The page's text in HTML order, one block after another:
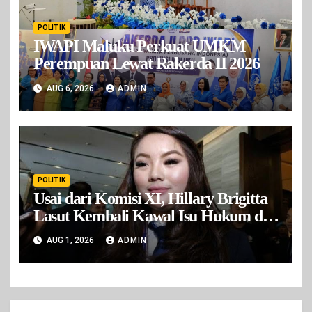
POLITIK
IWAPI Maluku Perkuat UMKM
Perempuan Lewat Rakerda II 2026
AUG 6, 2026 ADMIN
POLITIK
Usai dari Komisi XI, Hillary Brigitta
Lasut Kembali Kawal Isu Hukum di
Komisi III
AUG 1, 2026 ADMIN